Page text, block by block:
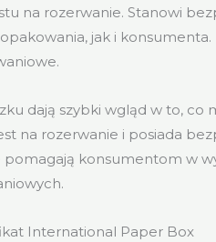
na rozerwanie. Stanowi
jak i
dają szybki wgląd w to, co
na rozerwanie i posiada
pomagają konsumentom w
International Paper Box